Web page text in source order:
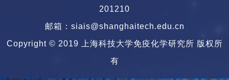
201210
邮箱：siais@shanghaitech.edu.cn
Copyright © 2019 上海科技大学免疫化学研究所 版权所
有